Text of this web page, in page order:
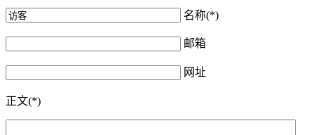
名称(*)
邮箱
网址
正文(*)